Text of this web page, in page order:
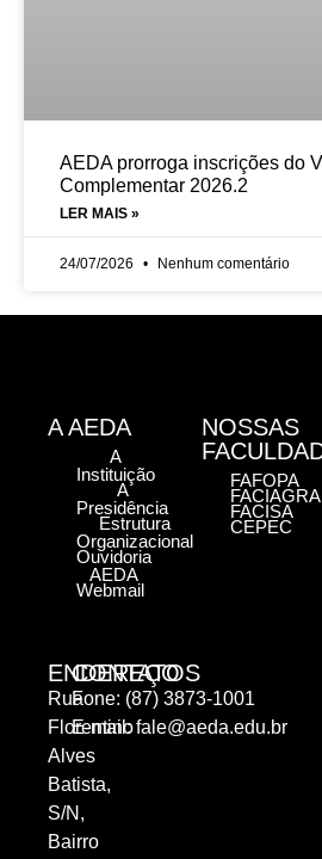
AEDA prorroga inscrições do
Complementar 2026.2
LER MAIS »
24/07/2026 Nenhum comentário
ENDEREÇO
Rua
Florentino
Alves
Batista,
S/N,
Bairro
CONTATOS
Fone: (87) 3873-1001
E-mail:fale@aeda.edu.br
A AEDA
A
Instituição
A
Presidência
Estrutura
Organizacional
Ouvidoria
AEDA
Webmail
NOSSAS
FAFOPA
FACIAGRA
FACISA
CEPEC